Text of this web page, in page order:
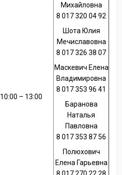
10:00 – 13:00
Михайловна
8 017 320 04 92
Шота Юлия
Мечиславовна
8 017 326 38 07
Маскевич Елена
Владимировна
8 017 353 96 41
Баранова
Наталья
Павловна
8 017 353 87 56
Полюхович
Елена Гарьевна
8 017 270 22 28